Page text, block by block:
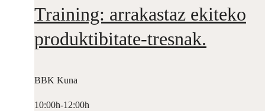
Training: arrakastaz ekiteko
produktibitate-tresnak.
BBK Kuna
10:00h-12:00h